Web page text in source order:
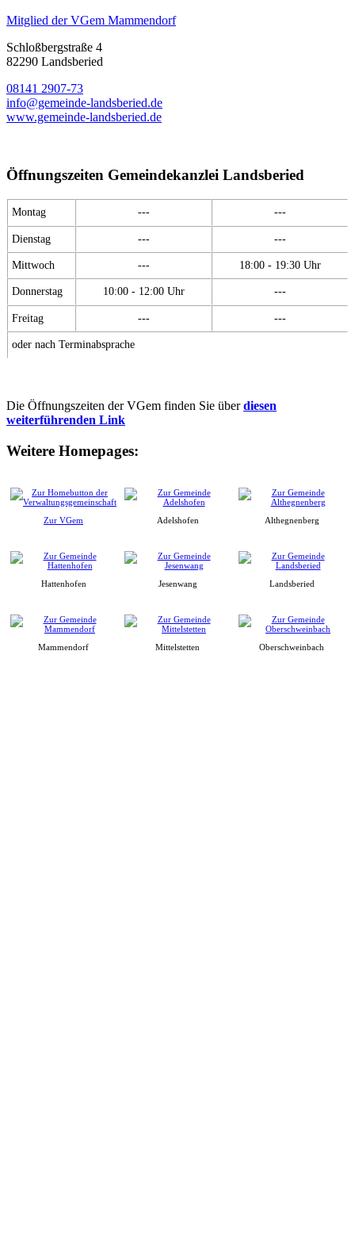
Mitglied der VGem Mammendorf
Schloßbergstraße 4
82290 Landsberied
08141 2907-73
info@gemeinde-landsberied.de
www.gemeinde-landsberied.de
Öffnungszeiten Gemeindekanzlei Landsberied
Montag --- ---
Dienstag --- ---
Mittwoch --- 18:00 - 19:30 Uhr
Donnerstag 10:00 - 12:00 Uhr ---
Freitag --- ---
oder nach Terminabsprache
Die Öffnungszeiten der VGem finden Sie überdiesen
weiterführenden Link
Weitere Homepages:
Zur VGem Adelshofen Althegnenberg
Hattenhofen Jesenwang Landsberied
Mammendorf Mittelstetten Oberschweinbach